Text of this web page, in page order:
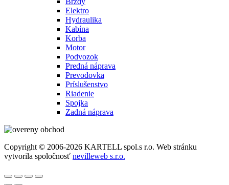
Elektro
Hydraulika
Kabína
Korba
Motor
Podvozok
Predná náprava
Prevodovka
Príslušenstvo
Riadenie
Spojka
Zadná náprava
Copyright © 2006-2026 KARTELL spol.s r.o. Web stránku
vytvorila spoločnosť nevilleweb s.r.o.